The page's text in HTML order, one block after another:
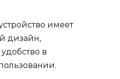
имеет
дизайн,
в